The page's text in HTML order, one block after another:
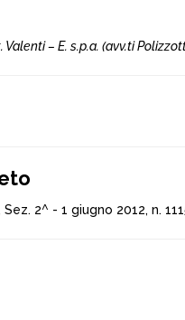
Valenti – E. s.p.a. (avv.ti
Sez. 2^ - 1 giugno 2012, n.